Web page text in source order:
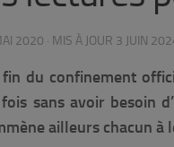
2020 · MIS À JOUR 3 JUIN
du confinement
sans avoir besoin
ailleurs chacun à